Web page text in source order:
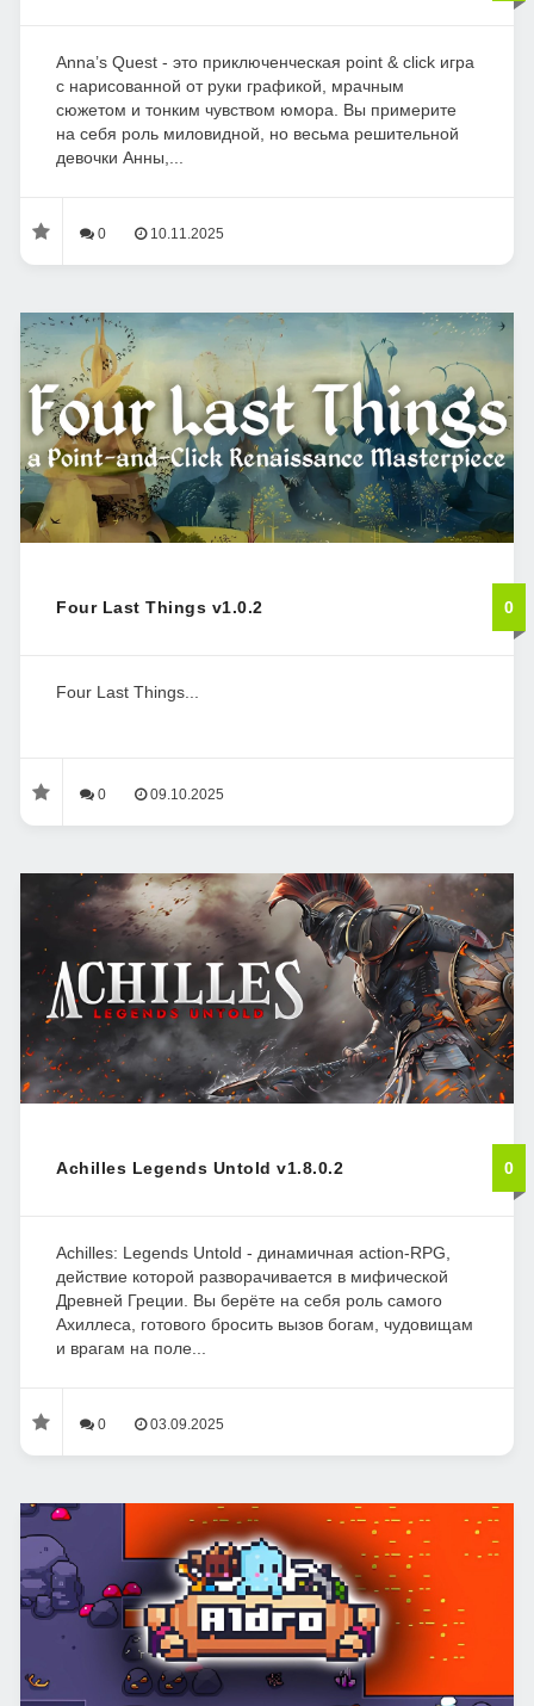
Anna’s Quest - это приключенческая point & click игра
с нарисованной от руки графикой, мрачным
сюжетом и тонким чувством юмора. Вы примерите
на себя роль миловидной, но весьма решительной
девочки Анны,...
0 10.11.2025
Four Last Things v1.0.2 0
Four Last Things...
0 09.10.2025
Achilles Legends Untold v1.8.0.2 0
Achilles: Legends Untold - динамичная action-RPG,
действие которой разворачивается в мифической
Древней Греции. Вы берёте на себя роль самого
Ахиллеса, готового бросить вызов богам, чудовищам
и врагам на поле...
0 03.09.2025